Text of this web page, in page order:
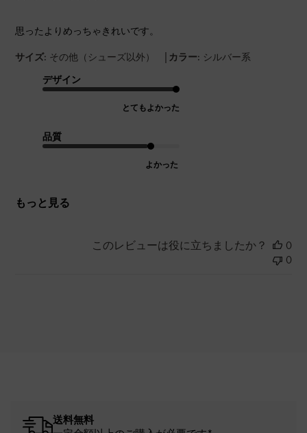
思ったよりめっちゃきれいです。
サイズ: その他（シューズ以外） | カラー: シルバー系
デザイン
とてもよかった
品質
よかった
もっと見る
このレビューは役に立ちましたか？
0
0
送料無料